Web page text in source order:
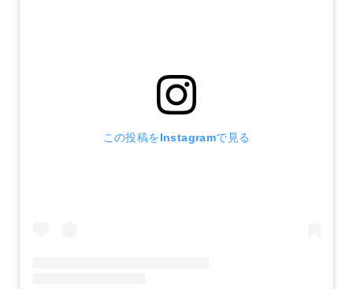
この投稿をInstagramで見る